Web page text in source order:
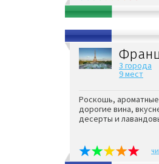
3 города
9 мест
Роскошь,
дорогие вина,
десерты и